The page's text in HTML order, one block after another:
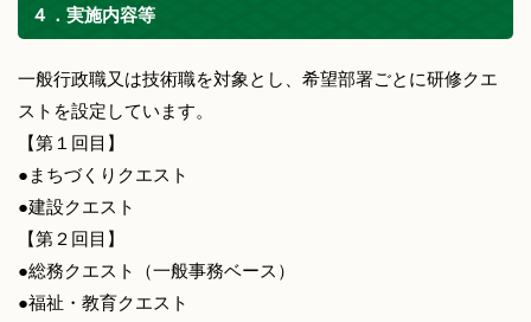
４．実施内容等
一般行政職又は技術職を対象とし、希望部署ごとに研修クエ
ストを設定しています。
【第１回目】
●まちづくりクエスト
●建設クエスト
【第２回目】
●総務クエスト（一般事務ベース）
●福祉・教育クエスト